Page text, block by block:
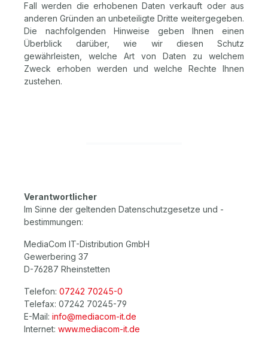
Fall werden die erhobenen Daten verkauft oder aus
anderen Gründen an unbeteiligte Dritte weitergegeben.
Die nachfolgenden Hinweise geben Ihnen einen
Überblick darüber, wie wir diesen Schutz
gewährleisten, welche Art von Daten zu welchem
Zweck erhoben werden und welche Rechte Ihnen
zustehen.
Verantwortlicher
Im Sinne der geltenden Datenschutzgesetze und -
bestimmungen:
MediaCom IT-Distribution GmbH
Gewerbering 37
D-76287 Rheinstetten
Telefon: 07242 70245-0
Telefax: 07242 70245-79
E-Mail: info@mediacom-it.de
Internet: www.mediacom-it.de